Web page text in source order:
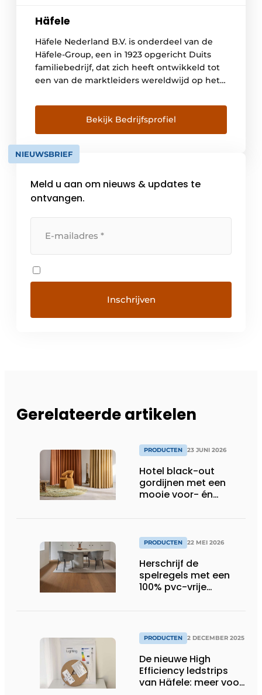
Häfele
Häfele Nederland B.V. is onderdeel van de
Häfele-Group, een in 1923 opgericht Duits
familiebedrijf, dat zich heeft ontwikkeld tot
een van de marktleiders wereldwijd op het
Wereldwijd staan we voor je klaar met meer
dan 8.100 medewerkers in meer dan 150
landen en 38 dochterondernemingen.
Häfele Nederland B.V., gevestigd in […]
Bekijk Bedrijfsprofiel
NIEUWSBRIEF
Meld u aan om nieuws & updates te
ontvangen.
Gerelateerde artikelen
PRODUCTEN 23 JUNI 2026
Hotel black-out
gordijnen met een
mooie voor- én
PRODUCTEN 22 MEI 2026
Herschrijf de
spelregels met een
100% pvc-vrije
PRODUCTEN 2 DECEMBER 2025
De nieuwe High
Efficiency ledstrips
van Häfele: meer voor